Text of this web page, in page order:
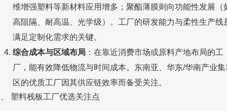
维增强塑料等新材料应用增多；聚酯薄膜则向功能性发展（
高阻隔、耐高温、光学级）。工厂的研发能力与柔性生产线
满足定制化需求的关键。
综合成本与区域布局 ：在靠近消费市场或原料产地布局的工
厂，能有效降低物流与时间成本。东南亚、华东/华南产业集
区的优质工厂因其供应链效率而备受关注。
塑料栈板工厂优选关注点